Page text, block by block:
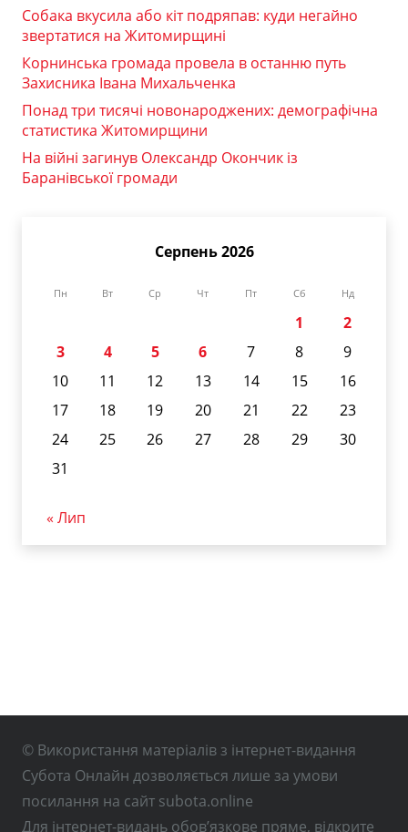
Собака вкусила або кіт подряпав: куди негайно
звертатися на Житомирщині
Корнинська громада провела в останню путь
Захисника Івана Михальченка
Понад три тисячі новонароджених: демографічна
статистика Житомирщини
На війні загинув Олександр Окончик із
Баранівської громади
Серпень 2026
Пн Вт Ср Чт Пт Сб Нд
1
2
3
4 5 6 7 8
9
10
11 12 13 14 15
16
17
18 19 20 21 22
23
24
25 26 27 28 29
30
31
« Лип
© Використання матеріалів з інтернет-видання
Субота Онлайн дозволяється лише за умови
посилання на сайт subota.online
Для інтернет-видань обов’язкове пряме, відкрите